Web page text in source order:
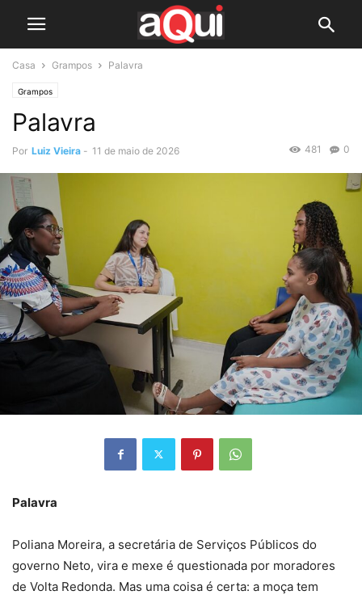
Casa Grampos Palavra
Grampos
Palavra
Por Luiz Vieira - 11 de maio de 2026 0
481
Palavra
Poliana Moreira, a secretária de Serviços Públicos do
governo Neto, vira e mexe é questionada por moradores
de Volta Redonda. Mas uma coisa é certa: a moça tem